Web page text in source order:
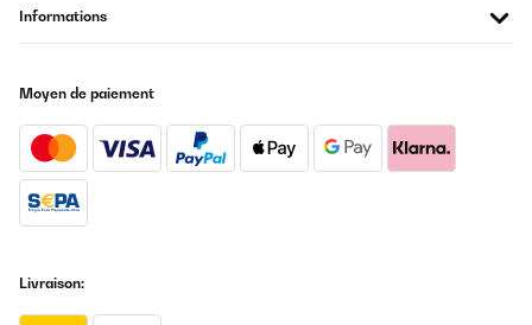
Informations
Moyen de paiement
Livraison: